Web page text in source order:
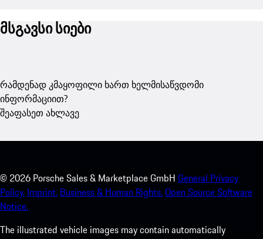
მსგავსი სიები
რამდენად კმაყოფილი ხართ ხელმისაწვდომი
ინფორმაციით?
შეაფასეთ ახლავე
© 2026 Porsche Sales & Marketplace GmbH General Privacy
Policy. Imprint. Business & Human Rights.Open Source Software
Notice.
The illustrated vehicle images may contain automatically